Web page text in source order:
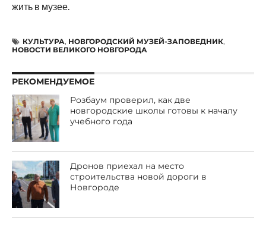
жить в музее.
КУЛЬТУРА, НОВГОРОДСКИЙ МУЗЕЙ-ЗАПОВЕДНИК,
НОВОСТИ ВЕЛИКОГО НОВГОРОДА
РЕКОМЕНДУЕМОЕ
Розбаум проверил, как две
новгородские школы готовы к началу
учебного года
Дронов приехал на место
строительства новой дороги в
Новгороде